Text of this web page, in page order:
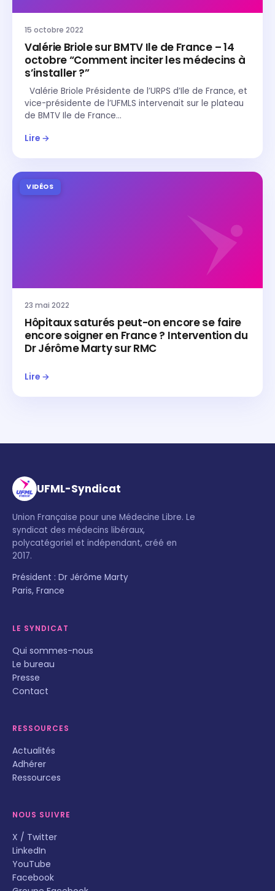
15 octobre 2022
Valérie Briole sur BMTV Ile de France – 14
octobre “Comment inciter les médecins à
s’installer ?”
Valérie Briole Présidente de l’URPS d’Ile de France, et
vice-présidente de l’UFMLS intervenait sur le plateau
de BMTV Ile de France…
Lire →
VIDÉOS
23 mai 2022
Hôpitaux saturés peut-on encore se faire
encore soigner en France ? Intervention du
Dr Jérôme Marty sur RMC
Lire →
UFML-Syndicat
Union Française pour une Médecine Libre. Le
syndicat des médecins libéraux,
polycatégoriel et indépendant, créé en
2017.
Président : Dr Jérôme Marty
Paris, France
LE SYNDICAT
Qui sommes-nous
Le bureau
Presse
Contact
RESSOURCES
Actualités
Adhérer
Ressources
NOUS SUIVRE
X / Twitter
LinkedIn
YouTube
Facebook